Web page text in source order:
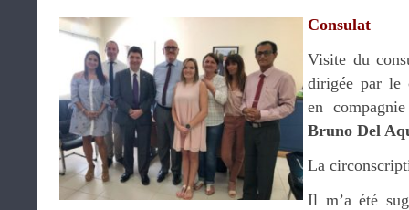
Consulat
Visite du
dirigée par
en
Bruno Del
La
Il m’a été